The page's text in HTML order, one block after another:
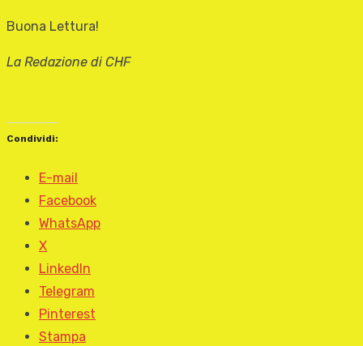
Buona Lettura!
La Redazione di CHF
Condividi:
E-mail
Facebook
WhatsApp
X
LinkedIn
Telegram
Pinterest
Stampa